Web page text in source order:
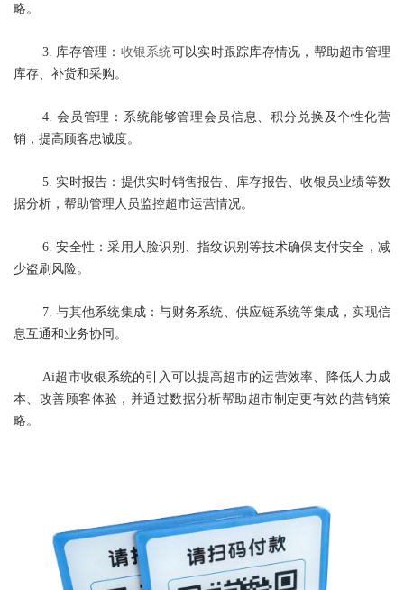
略。
3. 库存管理： 收银系统可以实时跟踪库存情况，帮助超市管理
库存、补货和采购。
4. 会员管理：系统能够管理会员信息、积分兑换及个性化营
销，提高顾客忠诚度。
5. 实时报告：提供实时销售报告、库存报告、收银员业绩等数
据分析，帮助管理人员监控超市运营情况。
6. 安全性：采用人脸识别、指纹识别等技术确保支付安全，减
少盗刷风险。
7. 与其他系统集成：与财务系统、供应链系统等集成，实现信
息互通和业务协同。
Ai超市收银系统的引入可以提高超市的运营效率、降低人力成
本、改善顾客体验，并通过数据分析帮助超市制定更有效的营销策
略。